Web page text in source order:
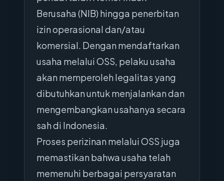
Berusaha (NIB) hingga penerbitan
izin operasional dan/atau
komersial. Dengan mendaftarkan
usaha melalui OSS, pelaku usaha
akan memperoleh legalitas yang
dibutuhkan untuk menjalankan dan
mengembangkan usahanya secara
sah di Indonesia.
Proses perizinan melalui OSS juga
memastikan bahwa usaha telah
memenuhi berbagai persyaratan